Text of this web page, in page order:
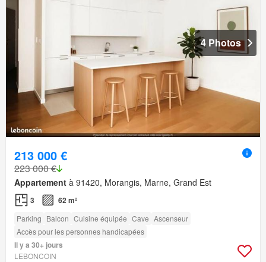
4 Photos
213 000 €
223 000 €
Appartement à 91420, Morangis, Marne, Grand Est
3 62 m²
Parking Balcon Cuisine équipée Cave Ascenseur
Accès pour les personnes handicapées
Il y a 30+ jours
LEBONCOIN